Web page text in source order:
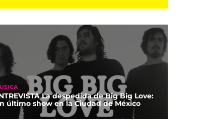
La despedida de Big Big Love:
último show en la Ciudad de México